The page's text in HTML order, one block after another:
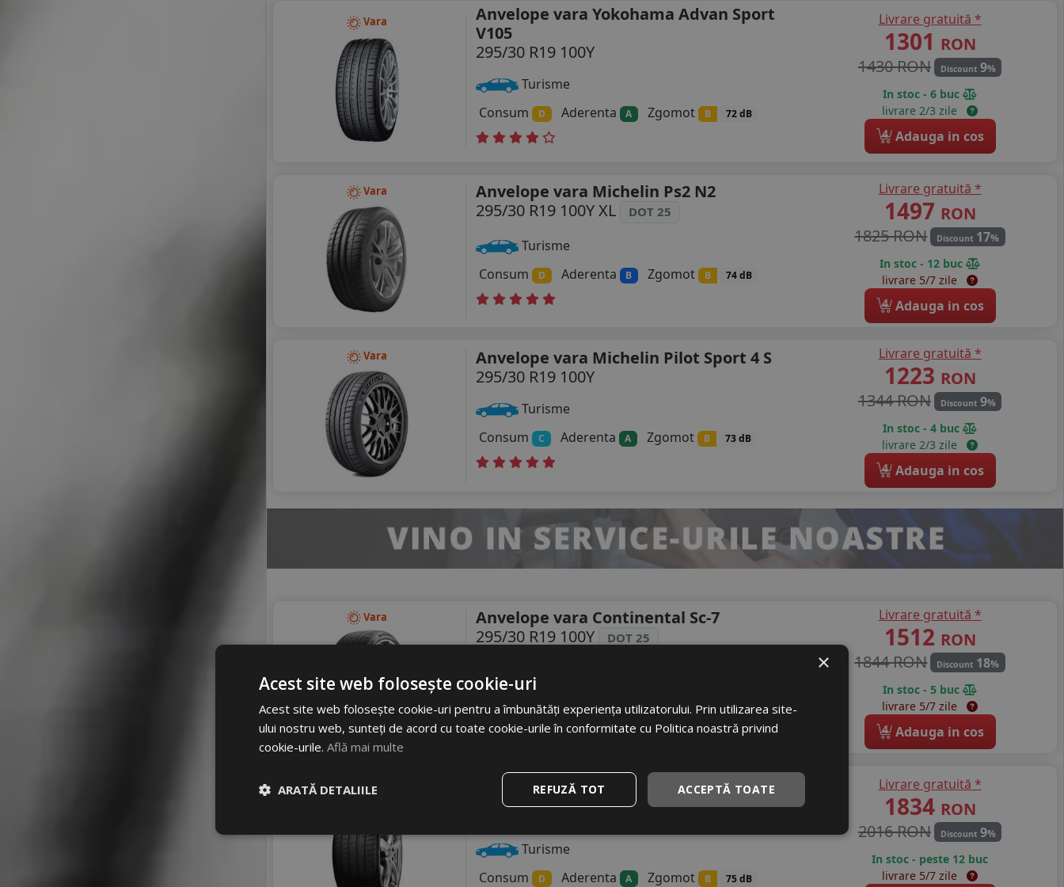
Vara
Anvelope vara Yokohama Advan Sport
V105
295/30 R19 100Y
Turisme
Consum
D Aderenta A Zgomot B 72 dB
Livrare gratuită *
1301 RON
1430 RON
Discount 9%
In stoc - 6 buc
livrare 2/3 zile
4 Adauga in cos
Vara
Anvelope vara Michelin Ps2 N2
295/30 R19 100Y XL
DOT 25
Turisme
Consum
D Aderenta B Zgomot B 74 dB
Livrare gratuită *
1497 RON
1825 RON
Discount 17%
In stoc - 12 buc
livrare 5/7 zile
4 Adauga in cos
Vara
Anvelope vara Michelin Pilot Sport 4 S
295/30 R19 100Y
Turisme
Consum
C Aderenta A Zgomot B 73 dB
Livrare gratuită *
1223 RON
1344 RON
Discount 9%
In stoc - 4 buc
livrare 2/3 zile
4 Adauga in cos
Vara
Anvelope vara Continental Sc-7
295/30 R19 100Y
DOT 25
Livrare gratuită *
1512 RON
1844 RON
Discount 18%
In stoc - 5 buc
livrare 5/7 zile
4 Adauga in cos
Vara
Anvelope vara Goodyear Eagle F1
Supersport
Turisme
Consum
D Aderenta A Zgomot B 75 dB
Livrare gratuită *
1834 RON
2016 RON
Discount 9%
In stoc - peste 12 buc
livrare 5/7 zile
×
Acest site web folosește cookie-uri
Acest site web folosește cookie-uri pentru a îmbunătăți experiența utilizatorului. Prin utilizarea site-
ului nostru web, sunteți de acord cu toate cookie-urile în conformitate cu Politica noastră privind
cookie-urile. Află mai multe
ACCEPTĂ TOATE
REFUZĂ TOT
ARATĂ DETALIILE